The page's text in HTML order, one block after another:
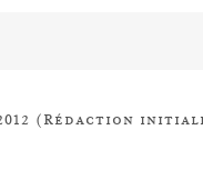
(Rédaction